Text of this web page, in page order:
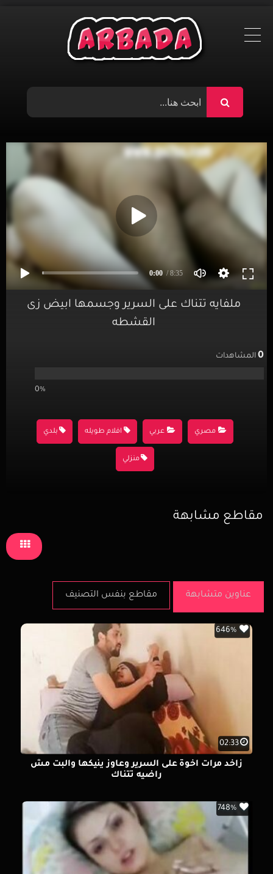
content
0:00 / 8:35
ملفايه تتناك على السرير وجسمها ابيض زى
القشطه
0المشاهدات
0%
مصري عربي افلام طويله بلدي
منزلي
مقاطع مشابهة
عناوين متشابهة مقاطع بنفس التصنيف
02:33
646%
زاخد مرات اخوة على السرير وعاوز ينيكها والبت مش
راضيه تتناك
748%